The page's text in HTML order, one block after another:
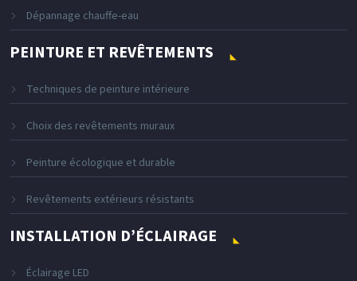
Dépannage chauffe-eau
PEINTURE ET REVÊTEMENTS
Techniques de peinture intérieure
Choix des revêtements muraux
Peinture écologique et durable
Revêtements extérieurs résistants
INSTALLATION D’ÉCLAIRAGE
Éclairage LED